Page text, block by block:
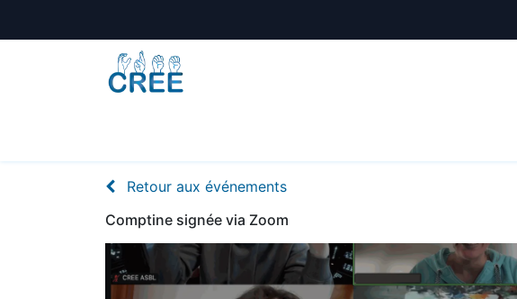
Retour aux événements
Comptine signée via Zoom